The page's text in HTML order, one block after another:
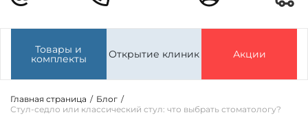
Товары и
комплекты Открытие клиник Акции
Главная страница / Блог /
Стул-седло или классический стул: что выбрать стоматологу?